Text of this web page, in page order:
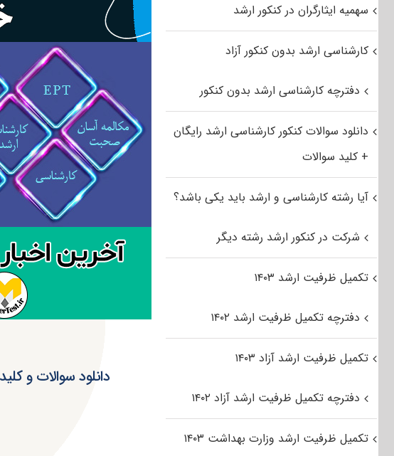
سهمیه ایثارگران در کنکور ارشد
کارشناسی ارشد بدون کنکور آزاد
دفترچه کارشناسی ارشد بدون کنکور
دانلود سوالات کنکور کارشناسی ارشد رایگان
+ کلید سوالات
آیا رشته کارشناسی و ارشد باید یکی باشد؟
شرکت در کنکور ارشد رشته دیگر
تکمیل ظرفیت ارشد ۱۴۰۳
دفترچه تکمیل ظرفیت ارشد ۱۴۰۲
تکمیل ظرفیت ارشد آزاد ۱۴۰۳
دفترچه تکمیل ظرفیت ارشد آزاد ۱۴۰۲
تکمیل ظرفیت ارشد وزارت بهداشت ۱۴۰۳